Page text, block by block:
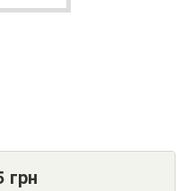
грн